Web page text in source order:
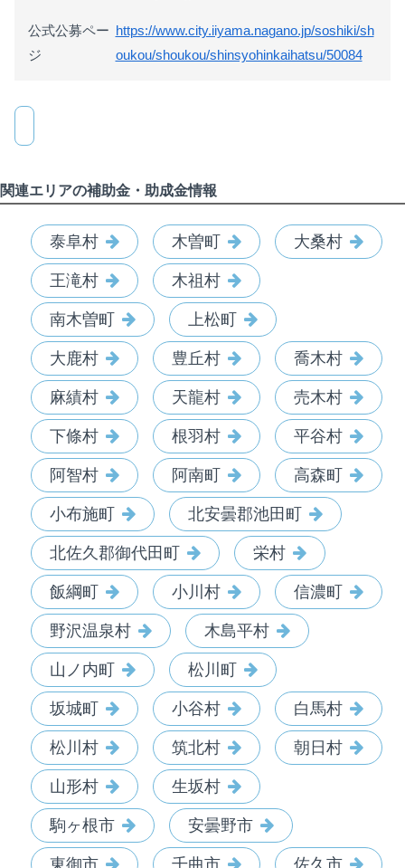
公式公募ペー
ジ
https://www.city.iiyama.nagano.jp/soshiki/sh
oukou/shoukou/shinsyohinkaihatsu/50084
関連エリアの補助金・助成金情報
泰阜村 木曽町 大桑村
王滝村 木祖村
南木曽町 上松町
大鹿村 豊丘村 喬木村
麻績村 天龍村 売木村
下條村 根羽村 平谷村
阿智村 阿南町 高森町
小布施町 北安曇郡池田町
北佐久郡御代田町 栄村
飯綱町 小川村 信濃町
野沢温泉村 木島平村
山ノ内町 松川町
坂城町 小谷村 白馬村
松川村 筑北村 朝日村
山形村 生坂村
駒ヶ根市 安曇野市
東御市 千曲市 佐久市